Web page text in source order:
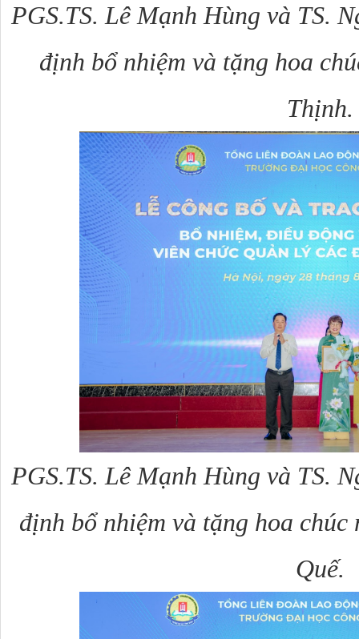
PGS.TS. Lê Mạnh Hùng và TS.
định bổ nhiệm và tặng hoa
Thịnh.
PGS.TS. Lê Mạnh Hùng và TS.
định bổ nhiệm và tặng hoa
Quế.